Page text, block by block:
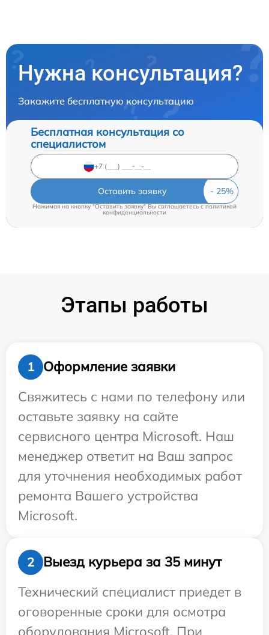
Нужна консультация?
Закажите бесплатную консультацию
Бесплатная консультация со
специалистом
Оставить заявку
Нажимая на кнопку "Оставить заявку" Вы соглашаетесь cполитикой
конфиденциальности
Этапы работы
1
Оформление заявки
Свяжитесь с нами по телефону или
оставьте заявку на сайте
сервисного центра Microsoft. Наш
менеджер ответит на Ваш запрос
для уточнения необходимых работ
ремонта Вашего устройства
Microsoft.
2
Выезд курьера за 35 минут
Технический специалист приедет в
оговоренные сроки для осмотра
оборудования Microsoft. При